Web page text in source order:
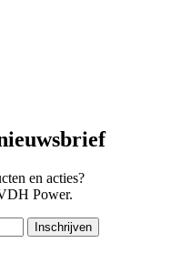
en acties?
Power.
Inschrijven